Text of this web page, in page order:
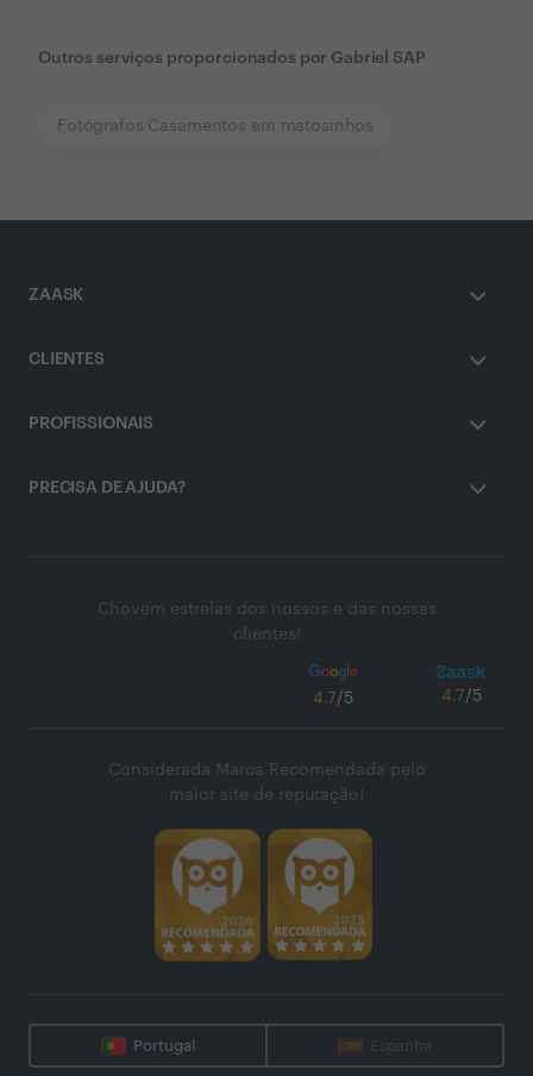
Outros serviços proporcionados por Gabriel SAP
Fotógrafos Casamentos em matosinhos
ZAASK
CLIENTES
PROFISSIONAIS
PRECISA DE AJUDA?
Chovem estrelas dos nossos e das nossas
clientes!
4.7/5 4.7/5
Considerada Marca Recomendada pelo
maior site de reputação!
Portugal Espanha